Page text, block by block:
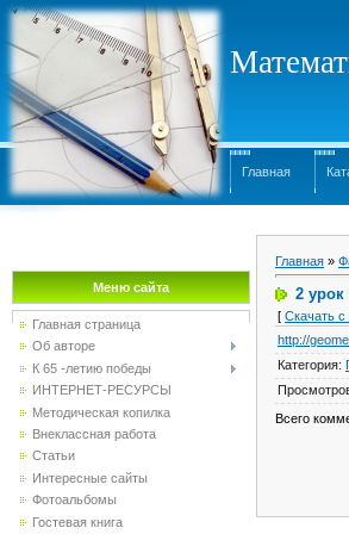
Главная
Меню сайта
Главная страница
Об авторе
К 65 -летию победы
ИНТЕРНЕТ-РЕСУРСЫ
Методическая копилка
Внеклассная работа
Статьи
Интересные сайты
Фотоальбомы
Гостевая книга
Главная »
2
[ Скачать с
http://
Категория:
Всего